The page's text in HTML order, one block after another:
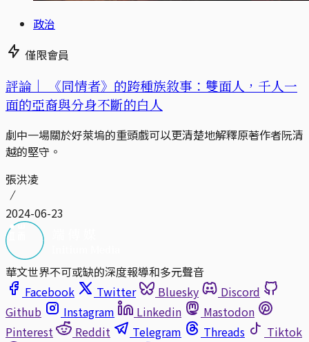
政治
僅限會員
評論｜
《同情者》的跨種族敘事：雙面人，千人一
面的亞裔與分身不斷的白人
劇中一場關於好萊塢的重頭戲可以更清楚地解釋原著作者阮清
越的堅守。
張洪凌
2024-06-23
華文世界不可或缺的深度報導和多元聲音
Facebook
Twitter Bluesky
Discord
Github
Instagram Linkedin
Mastodon
Pinterest
Reddit Telegram Threads
Tiktok